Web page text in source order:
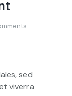
sed
viverra